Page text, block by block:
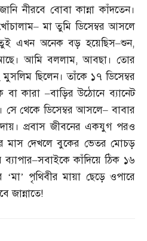
নীরবে বোবা কান্না কাঁদতেন।
–মা তুমি ডিসেম্বর আসলে
এখন অনেক বড় হয়েছিস–শুন,
আমি বললাম,আবছা। তোর
মুসলিম ছিলেন। তাঁকে ১৭ ডিসেম্বর
বা কারা –বাড়ির উঠোনে ব্যানেট
সে থেকে ডিসেম্বর আসলে–বাবার
প্রবাস জীবনের একযুগ পরও
মাস দেখলে বুকের ভেতর মোচড়
–সবাইকে কাঁদিয়ে ঠিক ১৬
পৃথিবীর মায়া ছেড়ে ওপারে
জান্নাতে!